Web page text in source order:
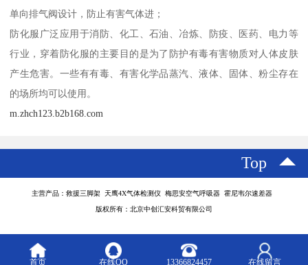
单向排气阀设计，防止有害气体进；
防化服广泛应用于消防、化工、石油、冶炼、防疫、医药、电力等
行业，穿着防化服的主要目的是为了防护有毒有害物质对人体皮肤
产生危害。一些有有毒、有害化学品蒸汽、液体、固体、粉尘存在
的场所均可以使用。
m.zhch123.b2b168.com
Top
主营产品：救援三脚架 天鹰4X气体检测仪 梅思安空气呼吸器 霍尼韦尔速差器
版权所有：北京中创汇安科贸有限公司
首页 在线QQ 13366824457 在线留言